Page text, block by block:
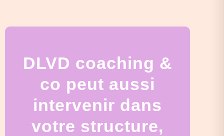
DLVD coaching &
co peut aussi
intervenir dans
votre structure,